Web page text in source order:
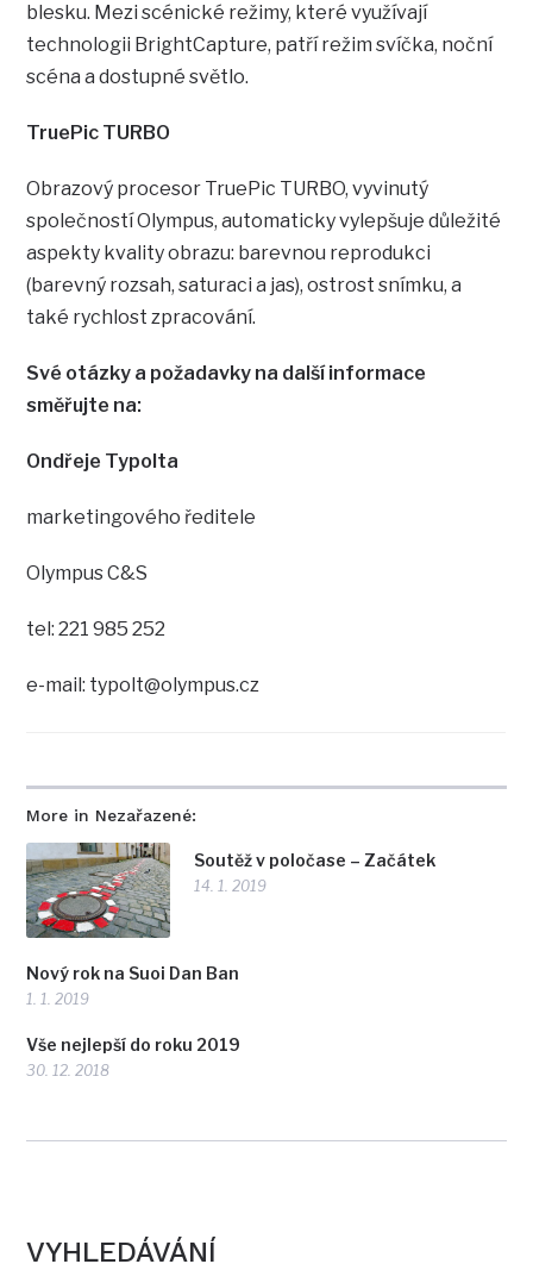
More in Nezařazené:
Soutěž v poločase – Začátek
14. 1. 2019
Nový rok na Suoi Dan Ban
1. 1. 2019
Vše nejlepší do roku 2019
30. 12. 2018
blesku. Mezi scénické režimy, které využívají
technologii BrightCapture, patří režim svíčka, noční
scéna a dostupné světlo.
TruePic TURBO
Obrazový procesor TruePic TURBO, vyvinutý
společností Olympus, automaticky vylepšuje důležité
aspekty kvality obrazu: barevnou reprodukci
(barevný rozsah, saturaci a jas), ostrost snímku, a
také rychlost zpracování.
Své otázky a požadavky na další informace
směřujte na:
Ondřeje Typolta
marketingového ředitele
Olympus C&S
tel: 221 985 252
e-mail: typolt@olympus.cz
VYHLEDÁVÁNÍ